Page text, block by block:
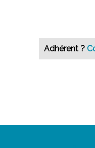
Adhérent ?